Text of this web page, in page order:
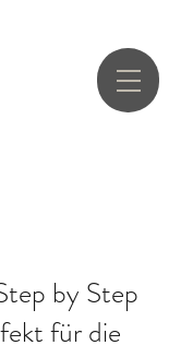
by Step
für die